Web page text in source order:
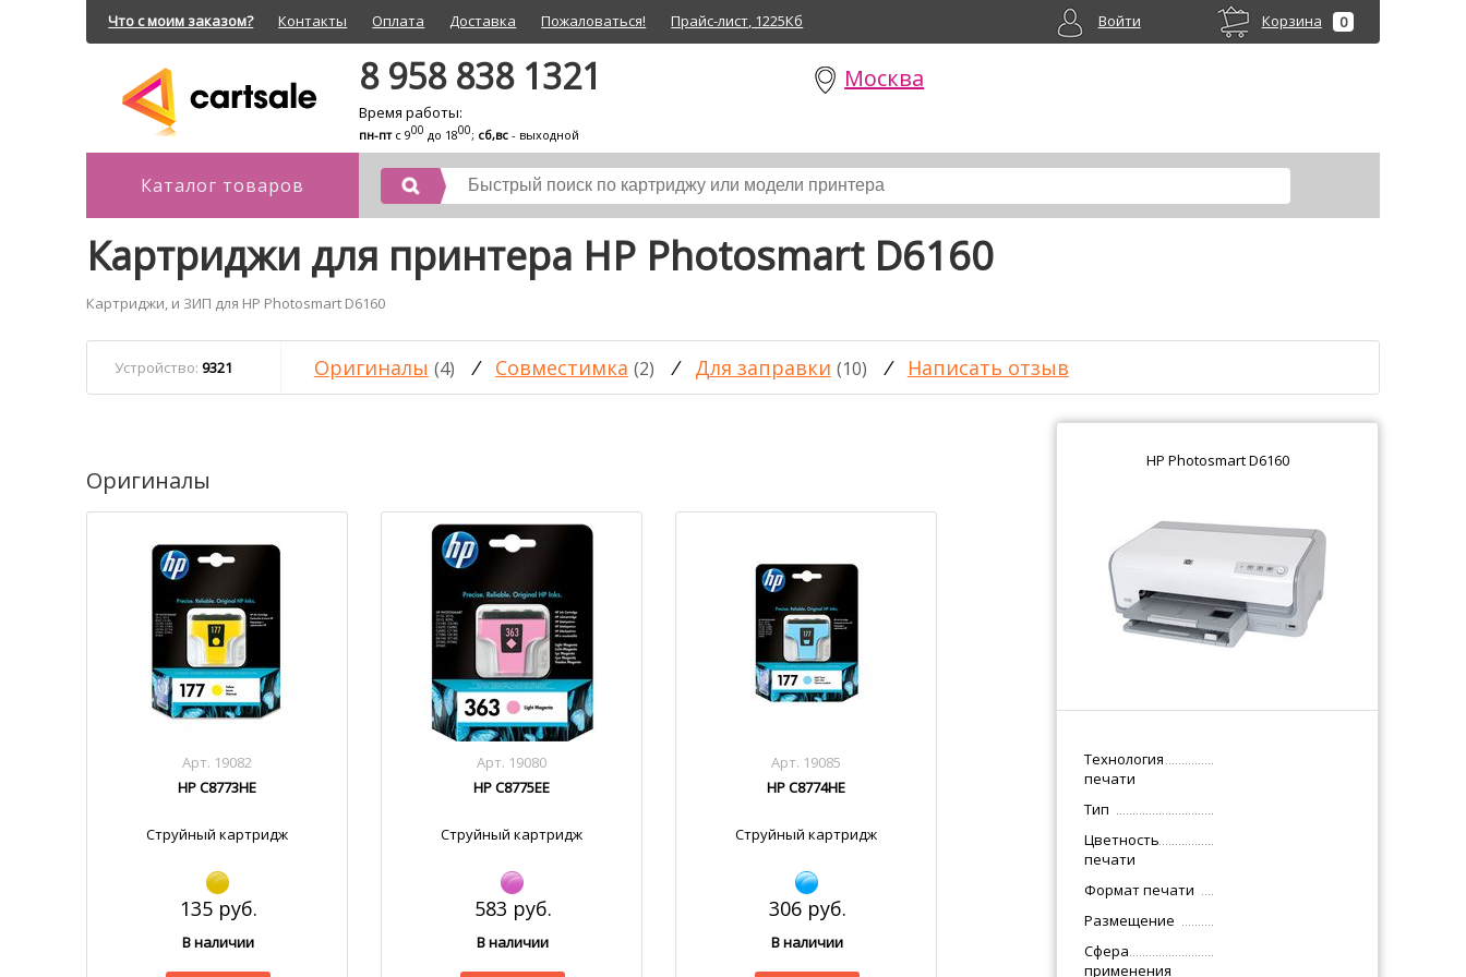
Что с моим заказом? Контакты Оплата Доставка Пожаловаться! Прайс-лист, 1225Кб Корзина 0
Войти
8 958 838 1321
Время работы:
пн-птс 900 до 1800; сб,вс - выходной
Москва
Каталог товаров
Картриджи для принтера HP Photosmart D6160
Картриджи, и ЗИП для HP Photosmart D6160
Устройство: 9321 Оригиналы (4) / Совместимка (2) / Для заправки (10) / Написать отзыв
Оригиналы
Арт. 19082
HP C8773HE
Струйный картридж
135 руб.
В наличии
Арт. 19080
HP C8775EE
Струйный картридж
583 руб.
В наличии
Арт. 19085
HP C8774HE
Струйный картридж
306 руб.
В наличии
HP Photosmart D6160
Технология
печати
Тип
Цветность
печати
Формат печати
Размещение
Сфера
применения